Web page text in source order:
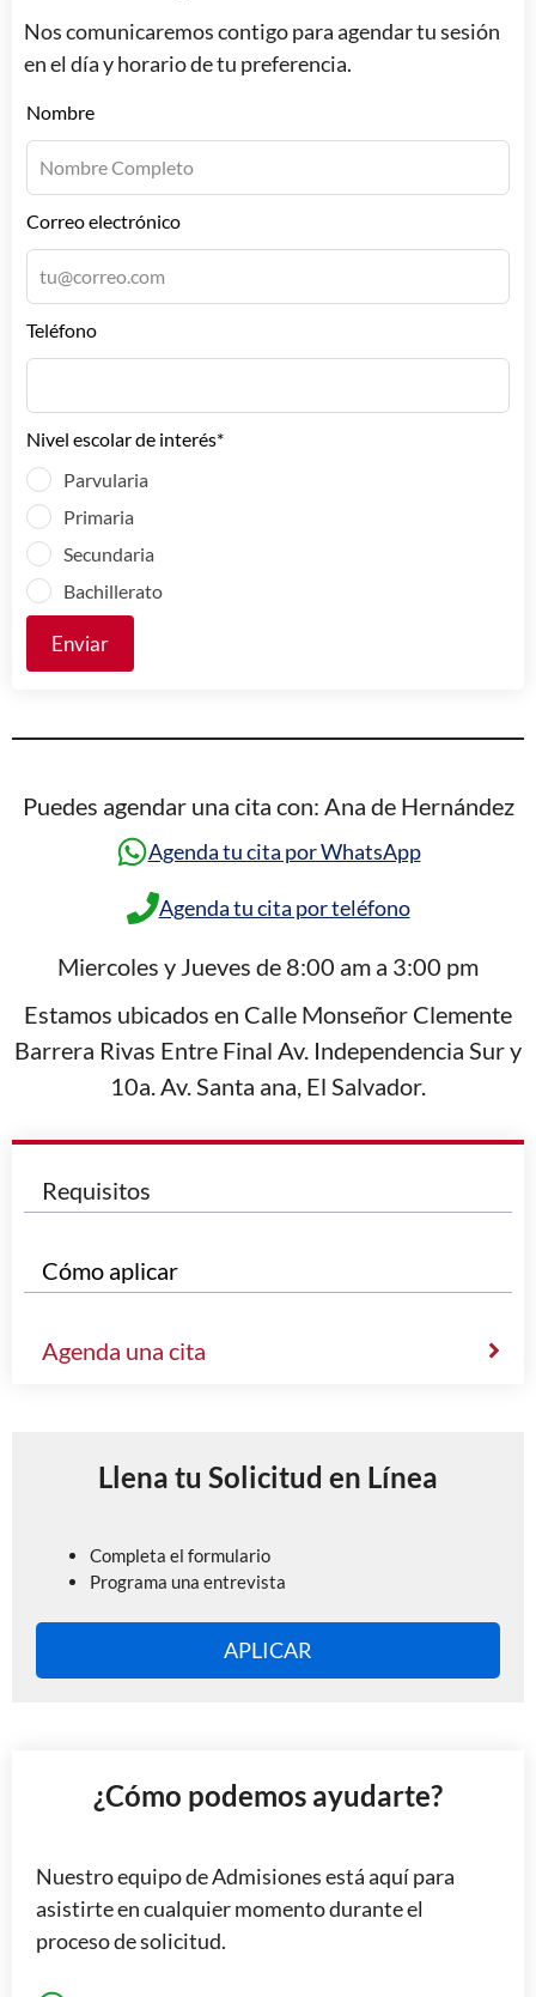
Requisitos
Cómo aplicar
Agenda una cita
Llena tu Solicitud en Línea
Completa el formulario
Programa una entrevista
APLICAR
¿Cómo podemos ayudarte?
Nuestro equipo de Admisiones está aquí para
asistirte en cualquier momento durante el
proceso de solicitud.
Nos comunicaremos contigo para agendar tu sesión
en el día y horario de tu preferencia.
Leave
this
field
blank
Nombre
Correo electrónico
Teléfono
Nivel escolar de interés*
Parvularia
Primaria
Secundaria
Bachillerato
Enviar
Puedes agendar una cita con: Ana de Hernández
Agenda tu cita por WhatsApp
Agenda tu cita por teléfono
Miercoles y Jueves de 8:00 am a 3:00 pm
Estamos ubicados en Calle Monseñor Clemente
Barrera Rivas Entre Final Av. Independencia Sur y
10a. Av. Santa ana, El Salvador.